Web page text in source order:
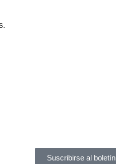
Suscribirse al boletín